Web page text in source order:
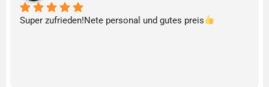
Super zufrieden!Nete personal und gutes preis